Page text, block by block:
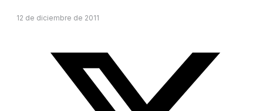
12 de diciembre de 2011